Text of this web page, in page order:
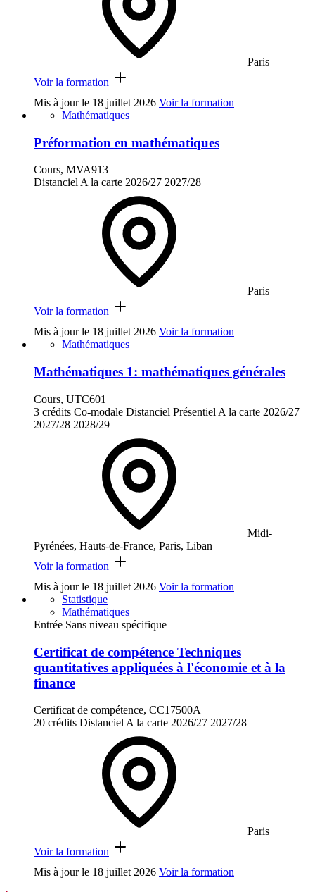
Paris
Voir la formation
Mis à jour le 18 juillet 2026 Voir la formation
Mathématiques
Préformation en mathématiques
Cours, MVA913
Distanciel A la carte 2026/27 2027/28
Paris
Voir la formation
Mis à jour le 18 juillet 2026 Voir la formation
Mathématiques
Mathématiques 1: mathématiques générales
Cours, UTC601
3 crédits Co-modale Distanciel Présentiel A la carte 2026/27
2027/28 2028/29
Midi-
Pyrénées, Hauts-de-France, Paris, Liban
Voir la formation
Mis à jour le 18 juillet 2026 Voir la formation
Statistique
Mathématiques
Entrée Sans niveau spécifique
Certificat de compétence Techniques
quantitatives appliquées à l'économie et à la
finance
Certificat de compétence, CC17500A
20 crédits Distanciel A la carte 2026/27 2027/28
Paris
Voir la formation
Mis à jour le 18 juillet 2026 Voir la formation